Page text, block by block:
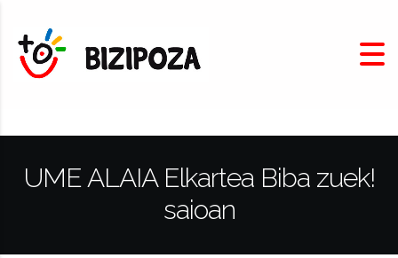
UME ALAIA Elkartea Biba zuek!
saioan